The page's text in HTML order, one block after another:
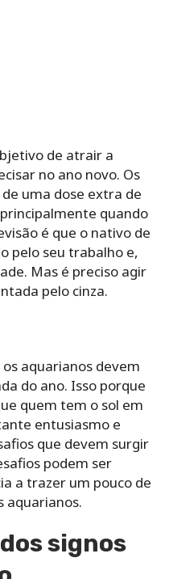
de atrair a
no ano novo. Os
uma dose extra de
quando
é que o nativo de
pelo seu trabalho e,
Mas é preciso agir
pelo cinza.
aquarianos devem
do ano. Isso porque
quem tem o sol em
entusiasmo e
que devem surgir
podem ser
a trazer um pouco de
aquarianos.
signos